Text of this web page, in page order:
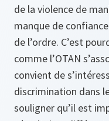
de la violence de
manque de
de l’ordre. C’est
comme l’OTAN
convient de
discrimination dans
souligner qu’il est